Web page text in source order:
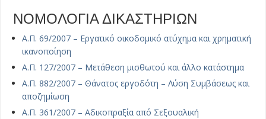
ΝΟΜΟΛΟΓΙΑ ΔΙΚΑΣΤΗΡΙΩΝ
Α.Π. 69/2007 – Εργατικό οικοδομικό ατύχημα και χρηματική
ικανοποίηση
Α.Π. 127/2007 – Μετάθεση μισθωτού και άλλο κατάστημα
Α.Π. 882/2007 – Θάνατος εργοδότη – Λύση Συμβάσεως και
αποζημίωση
Α.Π. 361/2007 – Αδικοπραξία από Σεξουαλική